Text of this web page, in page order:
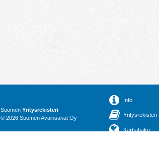
Suomen Yritysrekisteri
© 2026 Suomen Avainsanat Oy
Info
Yritysrekisteri
Karttahaku